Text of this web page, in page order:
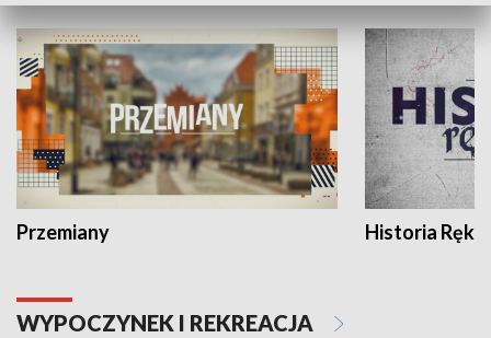
Przemiany Historia Ręką
WYPOCZYNEK I REKREACJA